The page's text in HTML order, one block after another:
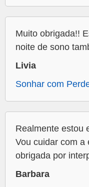
Muito obrigada!!
noite de sono
Livia
Sonhar com
Realmente estou
Vou cuidar com a
obrigada por
Barbara